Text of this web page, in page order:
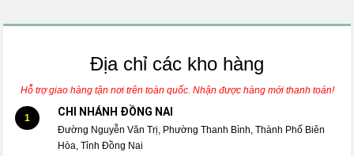
Địa chỉ các kho hàng
Hỗ trợ giao hàng tận nơi trên toàn quốc. Nhận được hàng mới thanh toán!
1 CHI NHÁNH ĐỒNG NAI
Đường Nguyễn Văn Trị, Phường Thanh Bình, Thành Phố Biên
Hòa, Tỉnh Đồng Nai